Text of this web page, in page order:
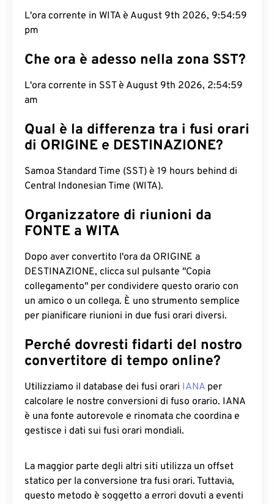
L'ora corrente in WITA è August 9th 2026, 9:55:00
pm
Che ora è adesso nella zona SST?
L'ora corrente in SST è August 9th 2026, 2:55:00
am
Qual è la differenza tra i fusi orari
di ORIGINE e DESTINAZIONE?
Samoa Standard Time (SST) è 19 hours behind di
Central Indonesian Time (WITA).
Organizzatore di riunioni da
FONTE a WITA
Dopo aver convertito l'ora da ORIGINE a
DESTINAZIONE, clicca sul pulsante "Copia
collegamento" per condividere questo orario con
un amico o un collega. È uno strumento semplice
per pianificare riunioni in due fusi orari diversi.
Perché dovresti fidarti del nostro
convertitore di tempo online?
Utilizziamo il database dei fusi orari IANA per
calcolare le nostre conversioni di fuso orario. IANA
è una fonte autorevole e rinomata che coordina e
gestisce i dati sui fusi orari mondiali.
La maggior parte degli altri siti utilizza un offset
statico per la conversione tra fusi orari. Tuttavia,
questo metodo è soggetto a errori dovuti a eventi